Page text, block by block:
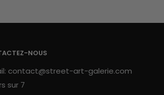
NOUS
contact@street-art-galerie.com
sur 7